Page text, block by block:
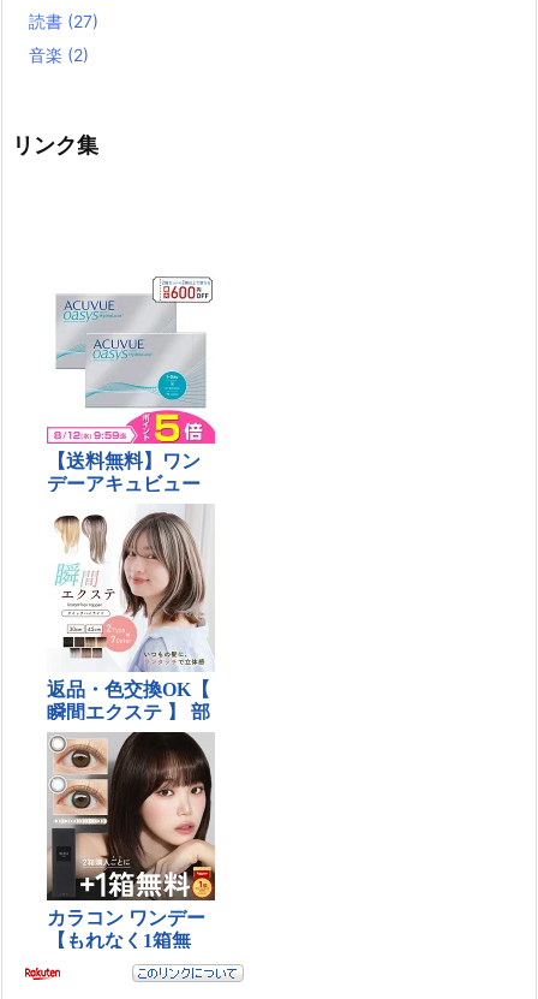
読書 (27)
音楽 (2)
リンク集